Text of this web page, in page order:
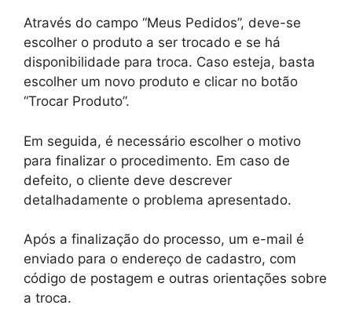
Através do campo “Meus Pedidos”, deve-se
escolher o produto a ser trocado e se há
disponibilidade para troca. Caso esteja, basta
escolher um novo produto e clicar no botão
“Trocar Produto”.
Em seguida, é necessário escolher o motivo
para finalizar o procedimento. Em caso de
defeito, o cliente deve descrever
detalhadamente o problema apresentado.
Após a finalização do processo, um e-mail é
enviado para o endereço de cadastro, com
código de postagem e outras orientações sobre
a troca.